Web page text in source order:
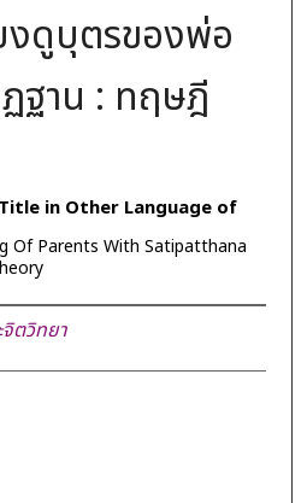
งดูบุตรของพ่อ
ฐาน : ทฤษฎี
in Other Language of
Of Parents With Satipatthana
ตวิทยา